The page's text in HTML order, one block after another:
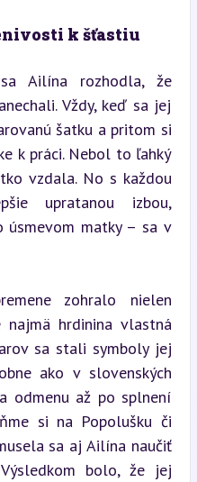
k šťastiu
Ailína rozhodla, že
Vždy, keď sa jej
šatku a pritom si
k práci. Nebol to ľahký
vzdala. No s každou
upratanou izbou,
úsmevom matky – sa v
zohralo nielen
najmä hrdinina vlastná
sa stali symboly jej
ako v slovenských
odmenu až po splnení
si na Popolušku či
sa aj Ailína naučiť
bolo, že jej